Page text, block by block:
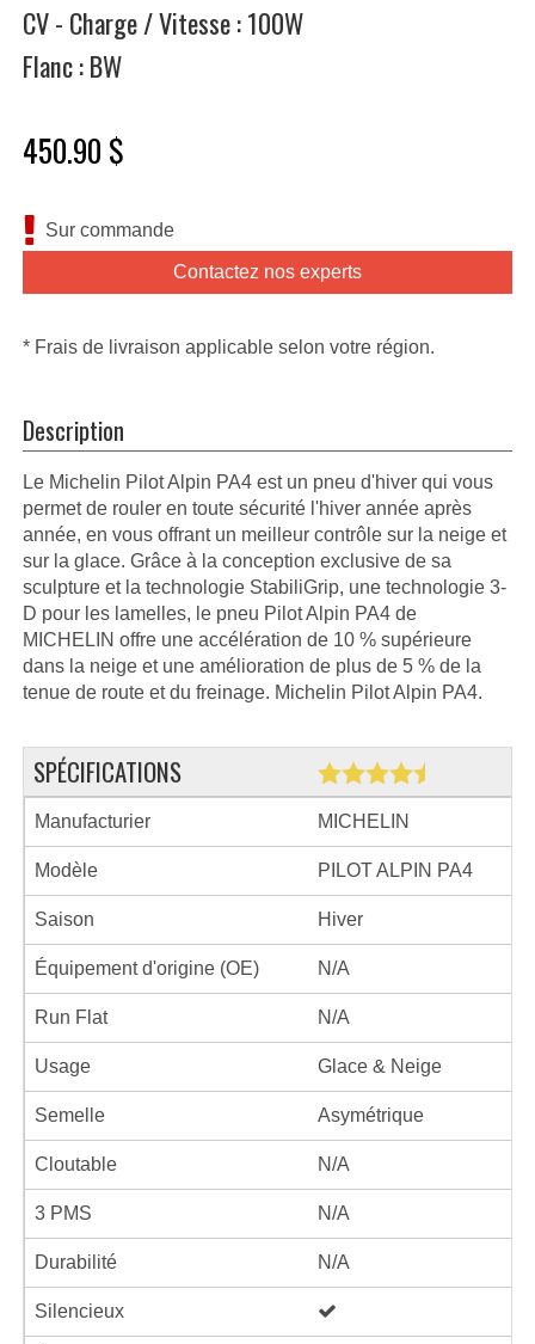
CV - Charge / Vitesse : 100W
Flanc : BW
450.90 $
Sur commande
Contactez nos experts
* Frais de livraison applicable selon votre région.
Description
Le Michelin Pilot Alpin PA4 est un pneu d'hiver qui vous
permet de rouler en toute sécurité l'hiver année après
année, en vous offrant un meilleur contrôle sur la neige et
sur la glace. Grâce à la conception exclusive de sa
sculpture et la technologie StabiliGrip, une technologie 3-
D pour les lamelles, le pneu Pilot Alpin PA4 de
MICHELIN offre une accélération de 10 % supérieure
dans la neige et une amélioration de plus de 5 % de la
tenue de route et du freinage. Michelin Pilot Alpin PA4.
SPÉCIFICATIONS
Manufacturier MICHELIN
Modèle PILOT ALPIN PA4
Saison Hiver
Équipement d'origine (OE) N/A
Run Flat N/A
Usage Glace & Neige
Semelle Asymétrique
Cloutable N/A
3 PMS N/A
Durabilité N/A
Silencieux